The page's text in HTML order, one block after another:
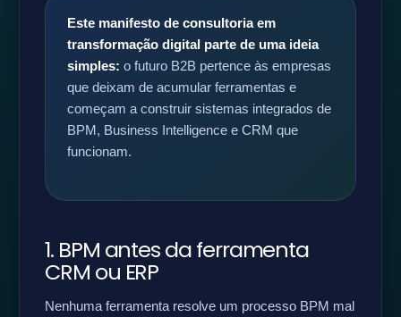
Este manifesto de consultoria em
transformação digital parte de uma ideia
simples: o futuro B2B pertence às empresas
que deixam de acumular ferramentas e
começam a construir sistemas integrados de
BPM, Business Intelligence e CRM que
funcionam.
1. BPM antes da ferramenta
CRM ou ERP
Nenhuma ferramenta resolve um processo BPM mal